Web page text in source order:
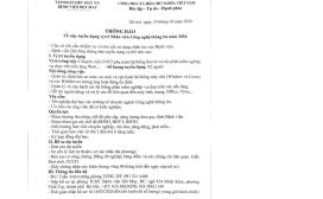
sân
khu
nhà
C
để
làm
chỗ